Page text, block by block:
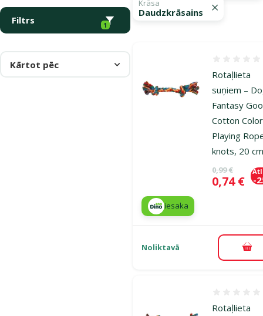
Filtrs 1
Krāsa
Daudzkrāsains
Kārtot pēc
Rotaļlieta
suņiem –
Fantasy
Cotton
Playing
knots, 20
Oriģinālā
0,99 €
Cena
0,74 € -
iesaka
Noliktavā
Rotaļlieta